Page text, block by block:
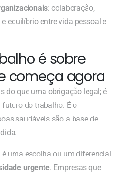
: colaboração,
equilíbrio entre vida pessoal e
é sobre
começa agora
do que uma obrigação legal; é
do trabalho. É o
saudáveis são a base de
uma escolha ou um diferencial
urgente. Empresas que